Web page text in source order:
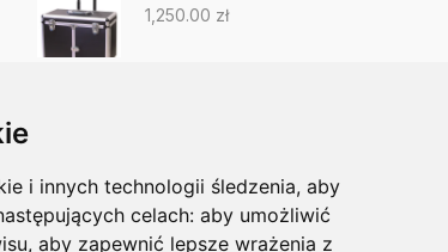
i innych technologii śledzenia, aby
celach: aby umożliwić
, aby zapewnić lepsze wrażenia z
1,250.00 zł
PodoSerum 15 ml
66.25 zł 54.99zł